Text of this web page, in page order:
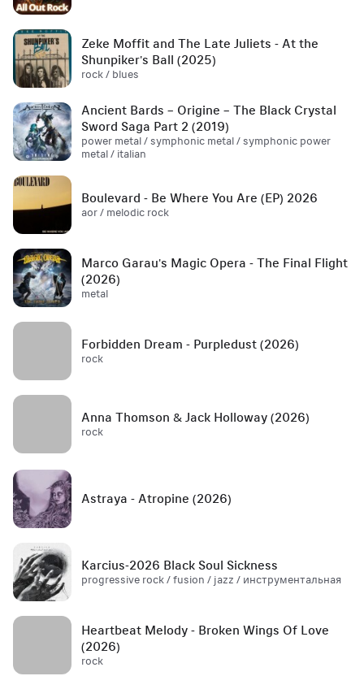
Zeke Moffit and The Late Juliets - At the
Shunpiker's Ball (2025)
rock / blues
Ancient Bards – Origine – The Black Crystal
Sword Saga Part 2 (2019)
power metal / symphonic metal / symphonic power
metal / italian
Boulevard - Be Where You Are (EP) 2026
aor / melodic rock
Marco Garau's Magic Opera - The Final Flight
(2026)
metal
Forbidden Dream - Purpledust (2026)
rock
Anna Thomson & Jack Holloway (2026)
rock
Astraya - Atropine (2026)
Karcius-2026 Black Soul Sickness
progressive rock / fusion / jazz / инструментальная
Heartbeat Melody - Broken Wings Of Love
(2026)
rock